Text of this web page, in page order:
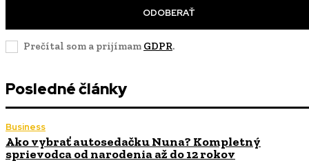
ODOBERAŤ
Prečítal som a prijímam GDPR.
Posledné články
Business
Ako vybrať autosedačku Nuna? Kompletný
sprievodca od narodenia až do 12 rokov